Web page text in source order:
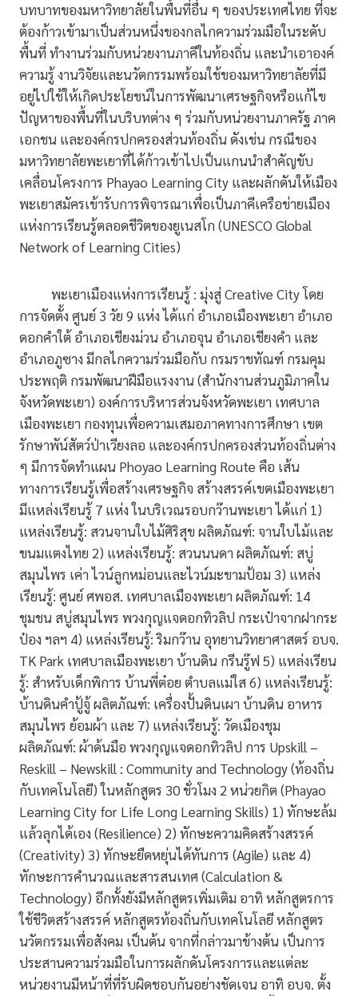
บทบาทของมหาวิทยาลัยในพื้นที่อื่น ๆ ของประเทศไทย ที่จะ
ต้องก้าวเข้ามาเป็นส่วนหนึ่งของกลไกความร่วมมือในระดับ
พื้นที่ ทำงานร่วมกับหน่วยงานภาคีในท้องถิ่น และนำเอาองค์
ความรู้ งานวิจัยและนวัตกรรมพร้อมใช้ของมหาวิทยาลัยที่มี
อยู่ไปใช้ให้เกิดประโยชน์ในการพัฒนาเศรษฐกิจหรือแก้ไข
ปัญหาของพื้นที่ในบริบทต่าง ๆ ร่วมกับหน่วยงานภาครัฐ ภาค
เอกชน และองค์กรปกครองส่วนท้องถิ่น ดังเช่น กรณีของ
มหาวิทยาลัยพะเยาที่ได้ก้าวเข้าไปเป็นแกนนำสำคัญขับ
เคลื่อนโครงการ Phayao Learning City และผลักดันให้เมือง
พะเยาสมัครเข้ารับการพิจารณาเพื่อเป็นภาคีเครือข่ายเมือง
แห่งการเรียนรู้ตลอดชีวิตของยูเนสโก (UNESCO Global
Network of Learning Cities)
พะเยาเมืองแห่งการเรียนรู้ : มุ่งสู่ Creative City โดย
การจัดตั้ง ศูนย์ 3 วัย 9 แห่ง ได้แก่ อำเภอเมืองพะเยา อำเภอ
ดอกคำใต้ อำเภอเชียงม่วน อำเภอจุน อำเภอเชียงคำ และ
อำเภอภูซาง มีกลไกความร่วมมือกับ กรมราชทัณฑ์ กรมคุม
ประพฤติ กรมพัฒนาฝีมือแรงงาน (สำนักงานส่วนภูมิภาคใน
จังหวัดพะเยา) องค์การบริหารส่วนจังหวัดพะเยา เทศบาล
เมืองพะเยา กองทุนเพื่อความเสมอภาคทางการศึกษา เขต
รักษาพัน์สัตว์ป่าเวียงลอ และองค์กรปกครองส่วนท้องถิ่นต่าง
ๆ มีการจัดทำแผน Phoyao Learning Route คือ เส้น
ทางการเรียนรู้เพื่อสร้างเศรษฐกิจ สร้างสรรค์เขตเมืองพะเยา
มีแหล่งเรียนรู้ 7 แห่ง ในบริเวณรอบกว๊านพะเยา ได้แก่ 1)
แหล่งเรียนรู้: สวนจานใบไม้ศิริสุข ผลิตภัณฑ์: จานใบไม้และ
ขนมแตงไทย 2) แหล่งเรียนรู้: สวนนนดา ผลิตภัณฑ์: สบู่
สมุนไพร เค่า ไวน์ลูกหม่อนและไวน์มะขามป้อม 3) แหล่ง
เรียนรู้: ศูนย์ ศพอส. เทศบาลเมืองพะเยา ผลิตภัณฑ์: 14
ชุมชน สบู่สมุนไพร พวงกุญแจดอกทิวลิป กระเป๋าจากฝากระ
ป๋อง ฯลฯ 4) แหล่งเรียนรู้: ริมกว๊าน อุทยานวิทยาศาสตร์ อบจ.
TK Park เทศบาลเมืองพะเยา บ้านดิน กรีนรู๊ฟ 5) แหล่งเรียน
รู้: สำหรับเด็กพิการ บ้านพี่ต๋อย ตำบลแม่ใส 6) แหล่งเรียนรู้:
บ้านดินคำปู้จู้ ผลิตภัณฑ์: เครื่องปั้นดินเผา บ้านดิน อาหาร
สมุนไพร ย้อมผ้า และ 7) แหล่งเรียนรู้: วัดเมืองชุม
ผลิตภัณฑ์: ผ้าด้นมือ พวงกุญแจดอกทิวลิป การ Upskill –
Reskill – Newskill : Community and Technology (ท้องถิ่น
กับเทคโนโลยี) ในหลักสูตร 30 ชั่วโมง 2 หน่วยกิต (Phayao
Learning City for Life Long Learning Skills) 1) ทักษะล้ม
แล้วลุกได้เอง (Resilience) 2) ทักษะความคิดสร้างสรรค์
(Creativity) 3) ทักษะยืดหยุ่นได้ทันการ (Agile) และ 4)
ทักษะการคำนวณและสารสนเทศ (Calculation &
Technology) อีกทั้งยังมีหลักสูตรเพิ่มเติม อาทิ หลักสูตรการ
ใช้ชีวิตสร้างสรรค์ หลักสูตรท้องถิ่นกับเทคโนโลยี หลักสูตร
นวัตกรรมเพื่อสังคม เป็นต้น จากที่กล่าวมาข้างต้น เป็นการ
ประสานความร่วมมือในการผลักดันโครงการและแต่ละ
หน่วยงานมีหน้าที่ที่รับผิดชอบกันอย่างชัดเจน อาทิ อบจ. ตั้ง